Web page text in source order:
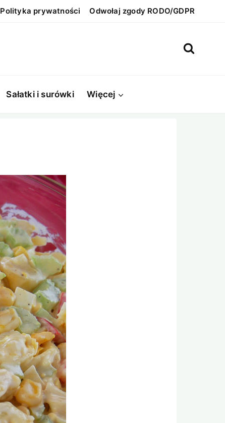
Polityka prywatności Odwołaj zgody RODO/GDPR
Sałatki i surówki Więcej